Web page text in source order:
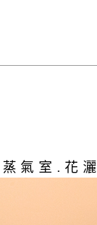
氣室.花